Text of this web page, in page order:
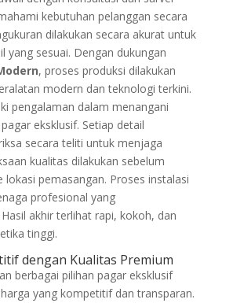
kebutuhan pelanggan secara
dilakukan secara akurat untuk
yang sesuai. Dengan dukungan
, proses produksi dilakukan
modern dan teknologi terkini.
pengalaman dalam menangani
eksklusif. Setiap detail
secara teliti untuk menjaga
kualitas dilakukan sebelum
lokasi pemasangan. Proses instalasi
profesional yang
akhir terlihat rapi, kokoh, dan
tinggi.
dengan Kualitas Premium
berbagai pilihan pagar eksklusif
yang kompetitif dan transparan.